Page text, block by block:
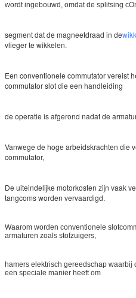
wordt ingebouwd, omdat de splitsing c
segment dat de magneetdraad in de
vlieger te wikkelen.
Een conventionele commutator vereist
commutator slot die een handleiding
de operatie is afgerond nadat de
Vanwege de hoge arbeidskrachten die
commutator,
De uiteindelijke motorkosten zijn vaak
tangcoms worden vervaardigd.
Waarom worden conventionele
armaturen zoals stofzuigers,
hamers elektrisch gereedschap waarbij
een speciale manier heeft om